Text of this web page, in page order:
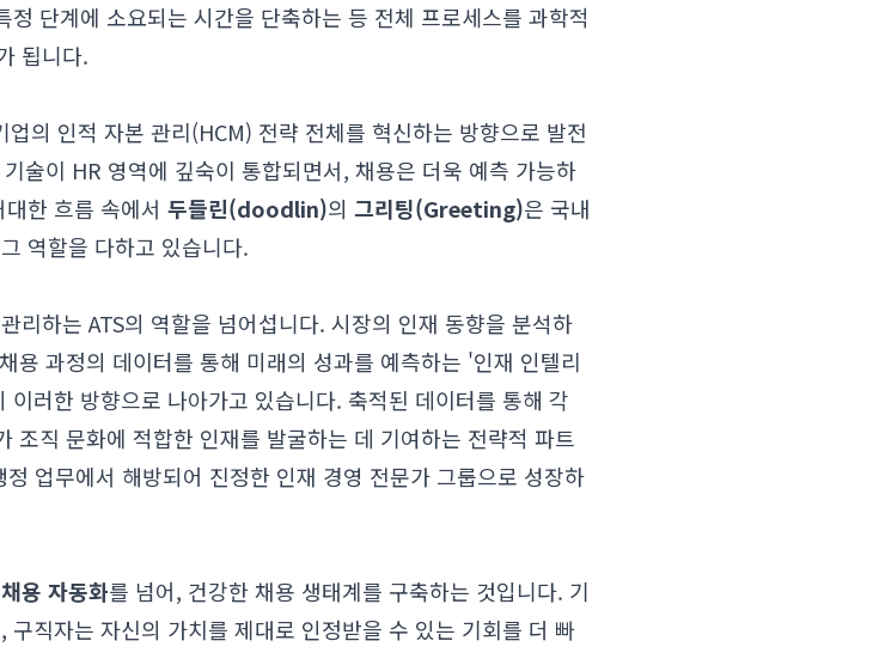
단계에 소요되는 시간을 단축하는 등 전체 프로세스를 과학적
됩니다.
의 인적 자본 관리(HCM) 전략 전체를 혁신하는 방향으로 발전
술이 HR 영역에 깊숙이 통합되면서, 채용은 더욱 예측 가능하
한 흐름 속에서 두들린(doodlin)의 그리팅(Greeting)은 국내
역할을 다하고 있습니다.
리하는 ATS의 역할을 넘어섭니다. 시장의 인재 동향을 분석하
용 과정의 데이터를 통해 미래의 성과를 예측하는 '인재 인텔리
러한 방향으로 나아가고 있습니다. 축적된 데이터를 통해 각
조직 문화에 적합한 인재를 발굴하는 데 기여하는 전략적 파트
업무에서 해방되어 진정한 인재 경영 전문가 그룹으로 성장하
채용 자동화를 넘어, 건강한 채용 생태계를 구축하는 것입니다. 기
직자는 자신의 가치를 제대로 인정받을 수 있는 기회를 더 빠